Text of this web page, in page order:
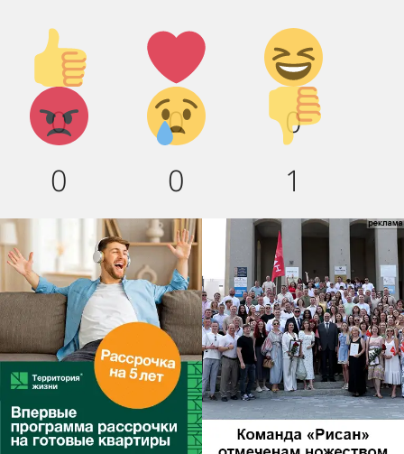
Палец
вверх!
0
Лайк!
0
Дикий
смех!
0
Агрессия!
0
Грусть
:(
0
Палец
вниз!
1